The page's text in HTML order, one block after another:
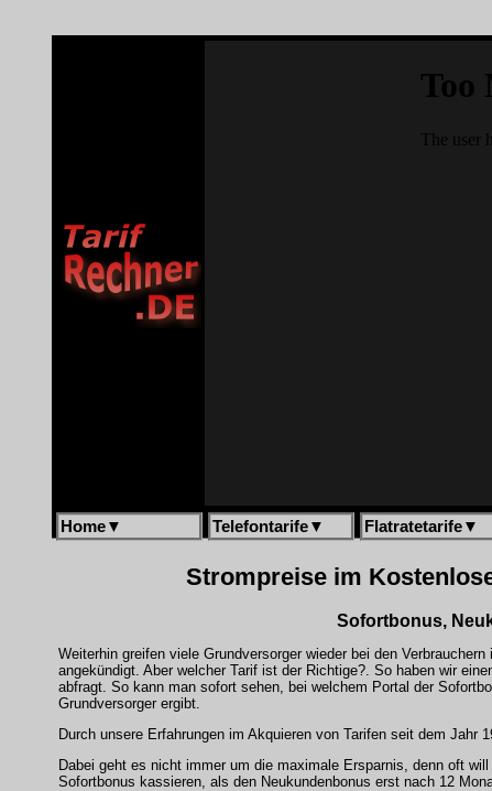
Home▼ Telefontarife▼ Flatratetarife▼
Strompreise im
Sofortbonus,
Weiterhin greifen viele Grundversorger wieder bei den
angekündigt. Aber welcher Tarif ist der Richtige?. So haben wir
abfragt. So kann man sofort sehen, bei welchem Portal der
Grundversorger ergibt.
Durch unsere Erfahrungen im Akquieren von Tarifen seit dem Jahr
Dabei geht es nicht immer um die maximale Ersparnis, denn oft
Sofortbonus kassieren, als den Neukundenbonus erst nach 12